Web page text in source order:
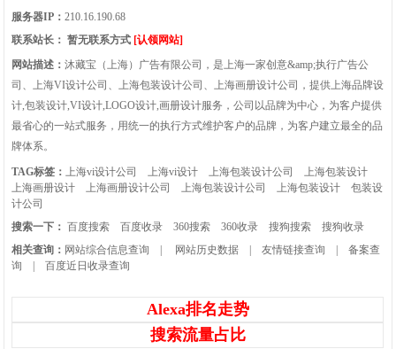
服务器IP：210.16.190.68
联系站长： 暂无联系方式 [认领网站]
网站描述：沐藏宝（上海）广告有限公司，是上海一家创意&amp;执行广告公
司、上海VI设计公司、上海包装设计公司、上海画册设计公司，提供上海品牌设
计,包装设计,VI设计,LOGO设计,画册设计服务，公司以品牌为中心，为客户提供
最省心的一站式服务，用统一的执行方式维护客户的品牌，为客户建立最全的品
牌体系。
TAG标签：上海vi设计公司 上海vi设计 上海包装设计公司
上海包装设计
上海画册设计
上海画册设计公司 上海包装设计公司 上海包装设计
包装设
计公司
搜索一下： 百度搜索 百度收录 360搜索 360收录 搜狗搜索
搜狗收录
相关查询： 网站综合信息查询 网站历史数据 |友情链接查询 |备案查
询
|百度近日收录查询
Alexa排名走势
搜索流量占比